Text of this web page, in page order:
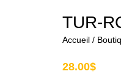
TUR-
Accueil /
28.00$